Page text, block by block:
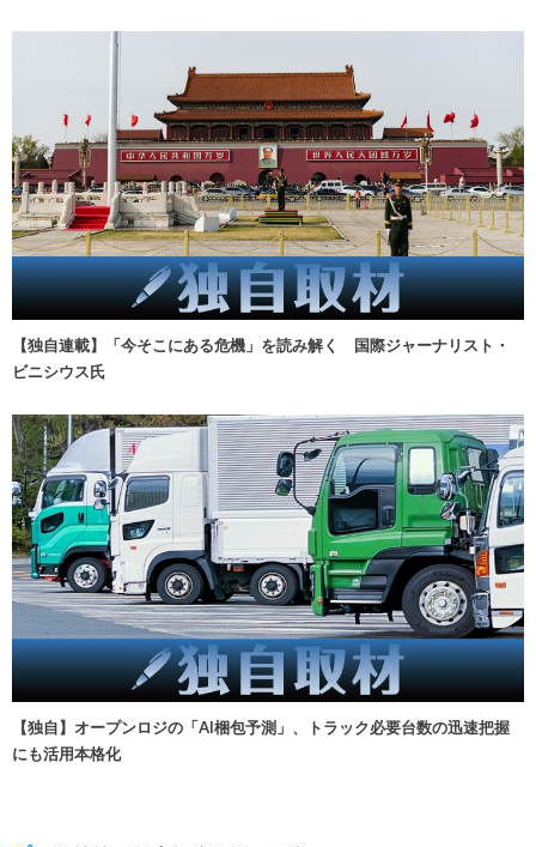
【独自連載】「今そこにある危機」を読み解く 国際ジャーナリスト・
ビニシウス氏
【独自】オープンロジの「AI梱包予測」、トラック必要台数の迅速把握
にも活用本格化